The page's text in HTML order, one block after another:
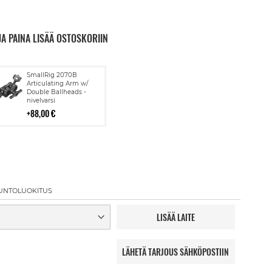
PAINA LISÄÄ OSTOSKORIIN
SmallRig 2070B
Articulating Arm w/
Double Ballheads -
nivelvarsi
88,00 €
Lisää
ostoskoriin
LISÄÄ LAITE
LÄHETÄ TARJOUS SÄHKÖPOSTIIN